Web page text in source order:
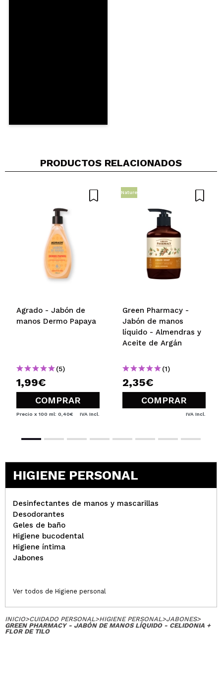
PRODUCTOS RELACIONADOS
Agrado - Jabón de
manos Dermo Papaya
(5)
1,99€
COMPRAR
Precio x 100 ml: 0,40€ IVA Incl.
Nature
Green Pharmacy -
Jabón de manos
líquido - Almendras y
Aceite de Argán
(1)
2,35€
COMPRAR
IVA Incl.
HIGIENE PERSONAL
Desinfectantes de manos y mascarillas
Desodorantes
Geles de baño
Higiene bucodental
Higiene íntima
Jabones
Ver todos de Higiene personal
INICIO>CUIDADO PERSONAL>HIGIENE PERSONAL>JABONES>
GREEN PHARMACY - JABÓN DE MANOS LÍQUIDO - CELIDONIA +
FLOR DE TILO